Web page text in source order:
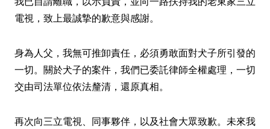
電視，致上最誠摯的歉意與感謝。
身為人父，我無可推卸責任，必須勇敢面對犬子所引發的
一切。關於犬子的案件，我們已委託律師全權處理，一切
交由司法單位依法釐清，還原真相。
再次向三立電視、同事夥伴，以及社會大眾致歉。未來我